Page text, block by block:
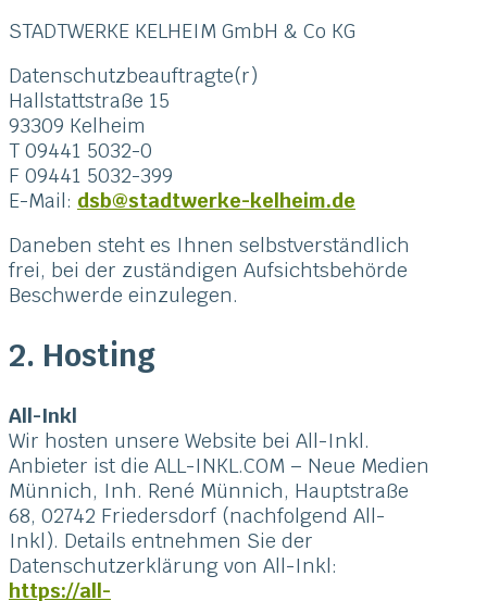
STADTWERKE KELHEIM GmbH & Co KG
Datenschutzbeauftragte(r)
Hallstattstraße 15
93309 Kelheim
T 09441 5032-0
F 09441 5032-399
E-Mail: dsb@stadtwerke-kelheim.de
Daneben steht es Ihnen selbstverständlich
frei, bei der zuständigen Aufsichtsbehörde
Beschwerde einzulegen.
2. Hosting
All-Inkl
Wir hosten unsere Website bei All-Inkl.
Anbieter ist die ALL-INKL.COM – Neue Medien
Münnich, Inh. René Münnich, Hauptstraße
68, 02742 Friedersdorf (nachfolgend All-
Inkl). Details entnehmen Sie der
Datenschutzerklärung von All-Inkl:
https://all-